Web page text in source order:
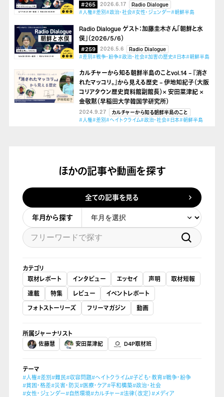
#265 2026.6.17
Radio Dialogue
#人権#差別#政治・社会#女性・ジェンダー#朝鮮半島
Radio Dialogue ゲスト：加藤圭木さん「朝鮮と水
俣」（2026/5/6）
#259 2026.5.6
Radio Dialogue
#差別#戦争・紛争#政治・社会#加害の歴史#日本#朝鮮半島
カルチャーから知る朝鮮半島のことvol.14 – 『消さ
れたマッコリ。』から見える歴史 – 伊地知紀子（大阪
コリアタウン歴史資料館副館長）× 安田菜津紀 ×
金敬黙（早稲田大学韓国学研究所）
2024.9.27
カルチャーから知る朝鮮半島のこと
#人権#差別#ヘイトクライム#政治・社会#日本#朝鮮半島
ほかの記事や動画を探す
全ての記事を見る
年月から探す
カテゴリ
取材レポート
インタビュー エッセイ 声明
取材短報
連載
特集 レビュー
イベントレポート
フォトストーリーズ
フリーマガジン 動画
所属ジャーナリスト
佐藤慧 安田菜津紀 D4P取材班
テーマ
#人権#差別#難民#収容問題#ヘイトクライム#子ども・教育#戦争・紛争
#貧困・格差#災害・防災#医療・ケア#平和構築#政治・社会
#女性・ジェンダー#自然環境#カルチャー#法律（改定）#メディア